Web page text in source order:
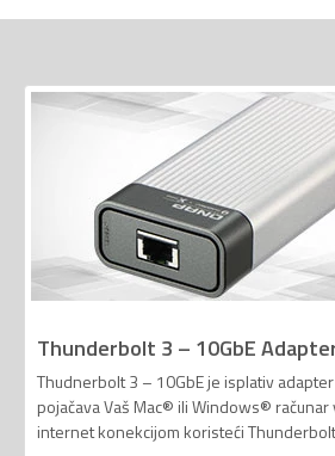
Thunderbolt 3 – 10GbE
Thudnerbolt 3 – 10GbE je isplativ
pojačava Vaš Mac® ili Windows®
internet konekcijom koristeći